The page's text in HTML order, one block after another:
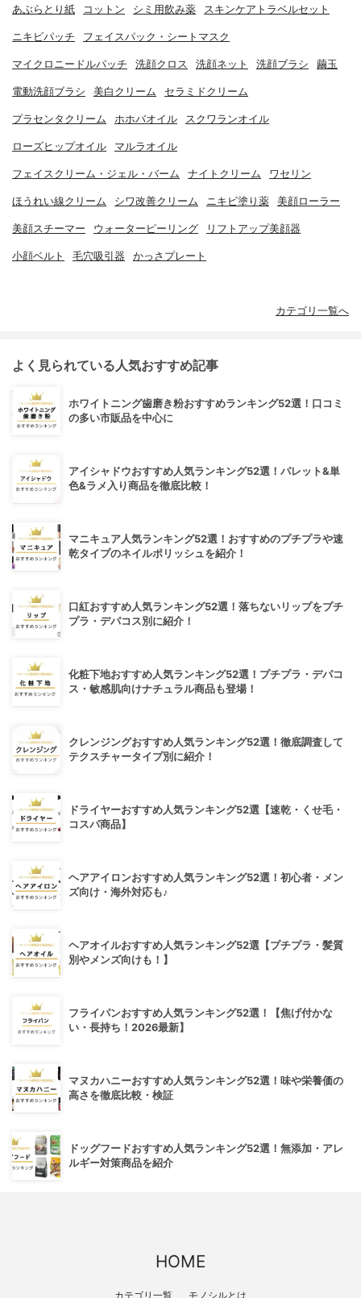
あぶらとり紙 コットン シミ用飲み薬 スキンケアトラベルセット
ニキビパッチ フェイスパック・シートマスク
マイクロニードルパッチ 洗顔クロス 洗顔ネット 洗顔ブラシ 繭玉
電動洗顔ブラシ 美白クリーム セラミドクリーム
プラセンタクリーム ホホバオイル スクワランオイル
ローズヒップオイル マルラオイル
フェイスクリーム・ジェル・バーム ナイトクリーム ワセリン
ほうれい線クリーム シワ改善クリーム ニキビ塗り薬 美顔ローラー
美顔スチーマー ウォーターピーリング リフトアップ美顔器
小顔ベルト 毛穴吸引器 かっさプレート
カテゴリ一覧へ
よく見られている人気おすすめ記事
ホワイトニング歯磨き粉おすすめランキング52選！口コミ
の多い市販品を中心に
アイシャドウおすすめ人気ランキング52選！パレット&単
色&ラメ入り商品を徹底比較！
マニキュア人気ランキング52選！おすすめのプチプラや速
乾タイプのネイルポリッシュを紹介！
口紅おすすめ人気ランキング52選！落ちないリップをプチ
プラ・デパコス別に紹介！
化粧下地おすすめ人気ランキング52選！プチプラ・デパコ
ス・敏感肌向けナチュラル商品も登場！
クレンジングおすすめ人気ランキング52選！徹底調査して
テクスチャータイプ別に紹介！
ドライヤーおすすめ人気ランキング52選【速乾・くせ毛・
コスパ商品】
ヘアアイロンおすすめ人気ランキング52選！初心者・メン
ズ向け・海外対応も♪
ヘアオイルおすすめ人気ランキング52選【プチプラ・髪質
別やメンズ向けも！】
フライパンおすすめ人気ランキング52選！【焦げ付かな
い・長持ち！2026最新】
マヌカハニーおすすめ人気ランキング52選！味や栄養価の
高さを徹底比較・検証
ドッグフードおすすめ人気ランキング52選！無添加・アレ
ルギー対策商品を紹介
HOME
カテゴリ一覧 モノシルとは